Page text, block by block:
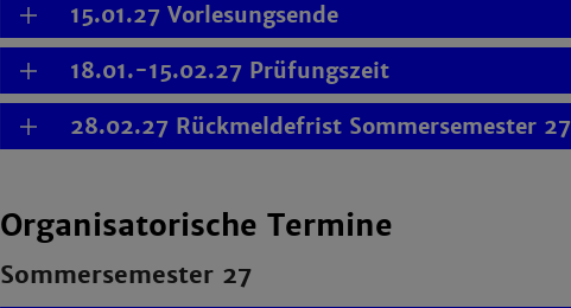
15.01.27 Vorlesungsende
18.01.-15.02.27 Prüfungszeit
28.02.27 Rückmeldefrist Sommersemester 27
Organisatorische Termine
Sommersemester 27